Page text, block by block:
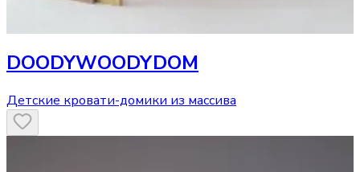
DOODYWOODYDOM
Детские кровати-домики из массива